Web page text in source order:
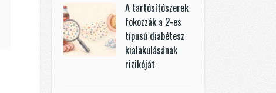
A tartósítószerek
fokozzák a 2-es
típusú diabétesz
kialakulásának
rizikóját